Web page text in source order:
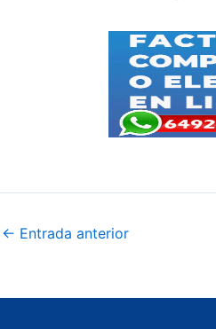
← Entrada anterior